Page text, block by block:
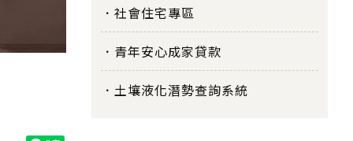
社會住宅專區
青年安心成家貸款
土壤液化潛勢查詢系統